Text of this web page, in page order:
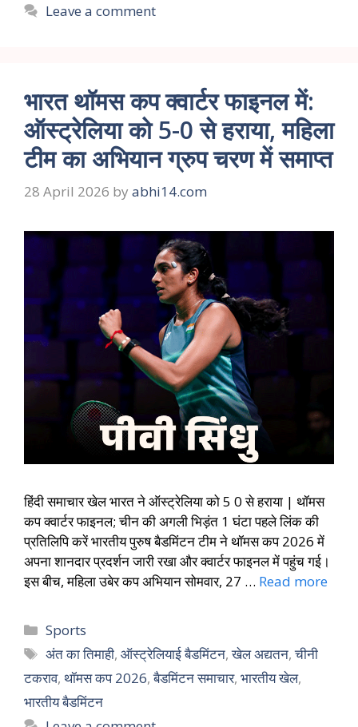
Leave a comment
भारत थॉमस कप क्वार्टर फाइनल में:
ऑस्ट्रेलिया को 5-0 से हराया, महिला
टीम का अभियान ग्रुप चरण में समाप्त
28 April 2026 by abhi14.com
हिंदी समाचार खेल भारत ने ऑस्ट्रेलिया को 5 0 से हराया | थॉमस
कप क्वार्टर फाइनल; चीन की अगली भिड़ंत 1 घंटा पहले लिंक की
प्रतिलिपि करें भारतीय पुरुष बैडमिंटन टीम ने थॉमस कप 2026 में
अपना शानदार प्रदर्शन जारी रखा और क्वार्टर फाइनल में पहुंच गई।
इस बीच, महिला उबेर कप अभियान सोमवार, 27 … Read more
Sports
अंत का तिमाही,ऑस्ट्रेलियाई बैडमिंटन,खेल अद्यतन,चीनी
टकराव, थॉमस कप 2026,बैडमिंटन समाचार, भारतीय खेल,
भारतीय बैडमिंटन